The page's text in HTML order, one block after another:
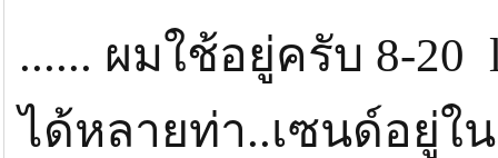
...... ผมใช้อยู่ครับ 8-20
ได้หลายท่า..เซนด์อยู่ใ